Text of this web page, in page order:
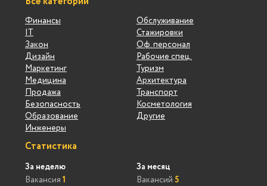
Финансы
IT
Закон
Дизайн
Маркетинг
Медицина
Продажа
Безопасность
Образование
Инженеры
Обслуживание
Стажировки
Оф. персонал
Рабочие спец.
Туризм
Архитектура
Транспорт
Косметология
Другие
Статистика
За неделю
Вакансия 1
За месяц
Вакансий 5